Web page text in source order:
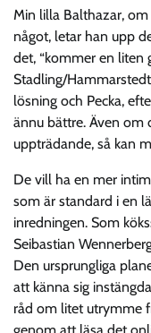
Min lilla Balthazar,
något, letar han upp
det, “kommer en liten
Stadling/
lösning och Pecka,
ännu bättre. Även om
uppträdande, så kan
De vill ha en mer
som är standard i en
inredningen. Som
Seibastian
Den ursprungliga
att känna sig
råd om litet utrymme